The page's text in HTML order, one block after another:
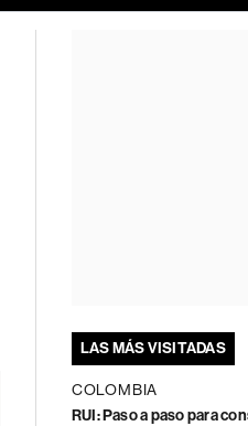
LAS MÁS VISITADAS
COLOMBIA
RUI: Paso a paso para